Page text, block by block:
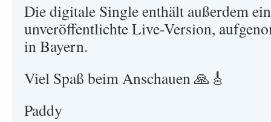
Die digitale Single enthält außerdem
unveröffentlichte Live-Version,
in Bayern.
Viel Spaß beim Anschauen 🙏🎸
Paddy